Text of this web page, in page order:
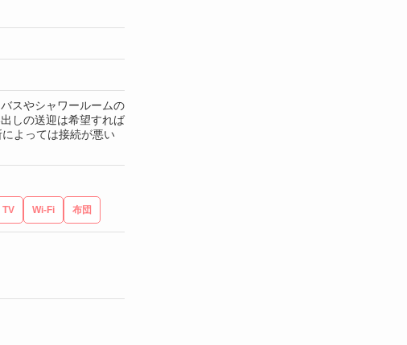
スやシャワールームの
しの送迎は希望すれば
よっては接続が悪い
TV Wi-Fi 布団